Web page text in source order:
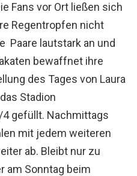
Fans vor Ort ließen sich
Regentropfen nicht
Paare lautstark an und
bewaffnet ihre
des Tages von Laura
Stadion
gefüllt. Nachmittags
mit jedem weiteren
ab. Bleibt nur zu
am Sonntag beim